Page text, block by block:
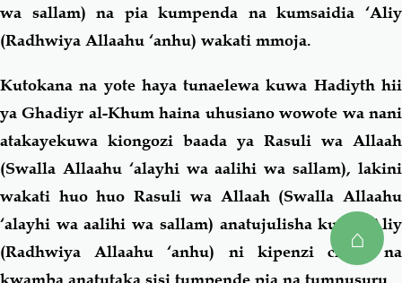
⌂
wa sallam) na pia kumpenda na kumsaidia ‘Aliy
(Radhwiya Allaahu ‘anhu) wakati mmoja.
Kutokana na yote haya tunaelewa kuwa Hadiyth hii
ya Ghadiyr al-Khum haina uhusiano wowote wa nani
atakayekuwa kiongozi baada ya Rasuli wa Allaah
(Swalla Allaahu ‘alayhi wa aalihi wa sallam), lakini
wakati huo huo Rasuli wa Allaah (Swalla Allaahu
‘alayhi wa aalihi wa sallam) anatujulisha kuwa ‘Aliy
(Radhwiya Allaahu ‘anhu) ni kipenzi chake na